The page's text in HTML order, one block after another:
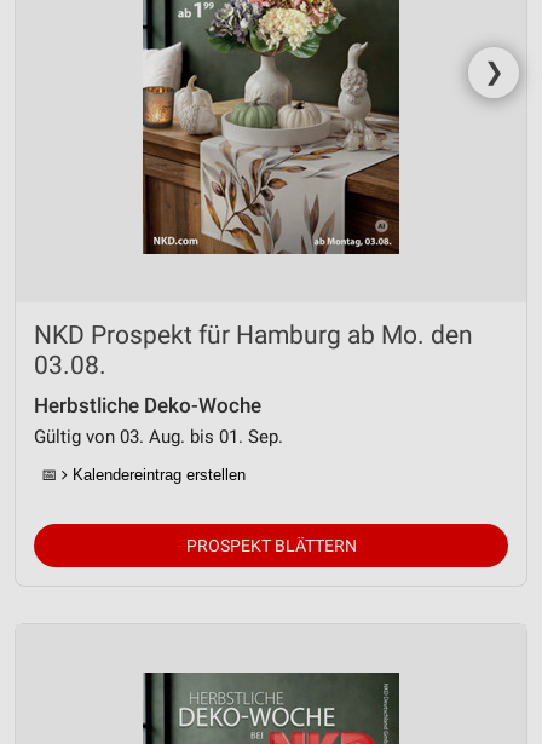
❯
NKD Prospekt für Hamburg ab Mo. den
03.08.
Herbstliche Deko-Woche
Gültig von 03. Aug. bis 01. Sep.
📅 Kalendereintrag erstellen
PROSPEKT BLÄTTERN